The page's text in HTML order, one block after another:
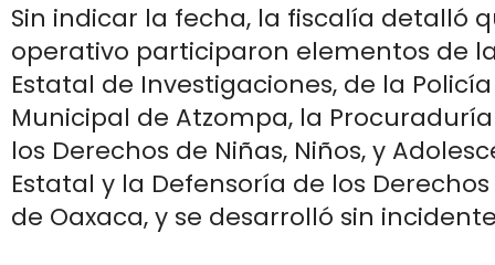
Sin indicar la fecha, la fiscalía detalló
operativo participaron elementos de
Estatal de Investigaciones, de la
Municipal de Atzompa, la
los Derechos de Niñas, Niños, y
Estatal y la Defensoría de los
de Oaxaca, y se desarrolló sin